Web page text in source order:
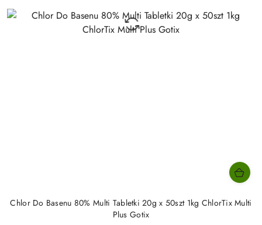
Chlor Do Basenu 80% Multi Tabletki 20g x 50szt 1kg ChlorTix Multi
Plus Gotix